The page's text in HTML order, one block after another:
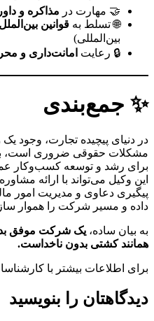
🤝 مهارت در مذاکره و
🌐 تسلط به قوانین
بین‌المللی)
🔒 رعایت امانت‌داری و
✨ جمع‌بندی
در دنیای پیچیده تجارت، وجود یک
مشکلات حقوقی ضروری است،
برای رشد و توسعه کسب‌وکار
این وکیل می‌تواند با ارائه
پیگیری دعاوی و مدیریت امور
داده و مسیر شرکت را هموار
به بیان ساده، یک شرکت موفق
همانند کشتی بدون ناخداست.
برای اطلاعات بیشتر با
دیدگاهتان را بنویسید